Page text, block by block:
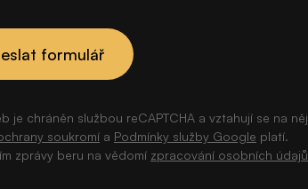
formulář
je chráněn službou reCAPTCHA a vztahují se na něj
soukromí a Podmínky služby Google platí.
zprávy beru na vědomí zpracování osobních údajů